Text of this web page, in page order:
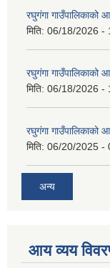
रघुगंगा
मिति: 06/18/2026 -
रघुगंगा गाउँपालिकाको
मिति: 06/18/2026 -
रघुगंगा
मिति: 06/20/2025 -
अन्य
आय व्यय